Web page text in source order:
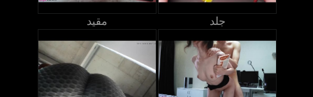
مقيد جلد